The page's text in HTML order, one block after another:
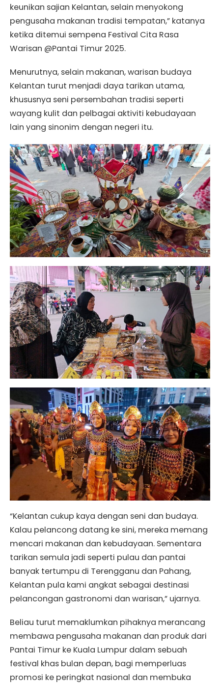
keunikan sajian Kelantan, selain menyokong
pengusaha makanan tradisi tempatan,” katanya
ketika ditemui sempena Festival Cita Rasa
Warisan @Pantai Timur 2025.
Menurutnya, selain makanan, warisan budaya
Kelantan turut menjadi daya tarikan utama,
khususnya seni persembahan tradisi seperti
wayang kulit dan pelbagai aktiviti kebudayaan
lain yang sinonim dengan negeri itu.
“Kelantan cukup kaya dengan seni dan budaya.
Kalau pelancong datang ke sini, mereka memang
mencari makanan dan kebudayaan. Sementara
tarikan semula jadi seperti pulau dan pantai
banyak tertumpu di Terengganu dan Pahang,
Kelantan pula kami angkat sebagai destinasi
pelancongan gastronomi dan warisan,” ujarnya.
Beliau turut memaklumkan pihaknya merancang
membawa pengusaha makanan dan produk dari
Pantai Timur ke Kuala Lumpur dalam sebuah
festival khas bulan depan, bagi memperluas
promosi ke peringkat nasional dan membuka